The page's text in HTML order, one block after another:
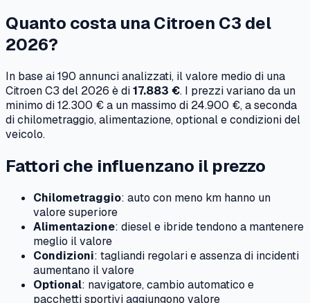
Quanto costa unaCitroen C3 del
2026?
In base ai190 annunci analizzati, il valore medio di una
CitroenC3 del 2026 è di17.883 €. I prezzi variano da un
minimo di12.300 €a un massimo di 24.900 €, a seconda
di chilometraggio, alimentazione, optional e condizioni del
veicolo.
Fattori che influenzano il prezzo
Chilometraggio: auto con meno km hanno un
valore superiore
Alimentazione: diesel e ibride tendono a mantenere
meglio il valore
Condizioni: tagliandi regolari e assenza di incidenti
aumentano il valore
Optional: navigatore, cambio automatico e
pacchetti sportivi aggiungono valore